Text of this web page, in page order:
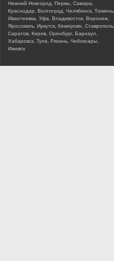
Нижний Новгород, Пермь, Самара,
Краснодар, Волгоград, Челябинск, Тюмень,
Ивантеевка, Уфа, Владивосток, Воронеж,
Ярославль, Иркутск, Кемерово, Ставрополь,
Саратов, Киров, Оренбург, Барнаул,
Хабаровск, Тула, Рязань, Чебоксары,
Ижевск